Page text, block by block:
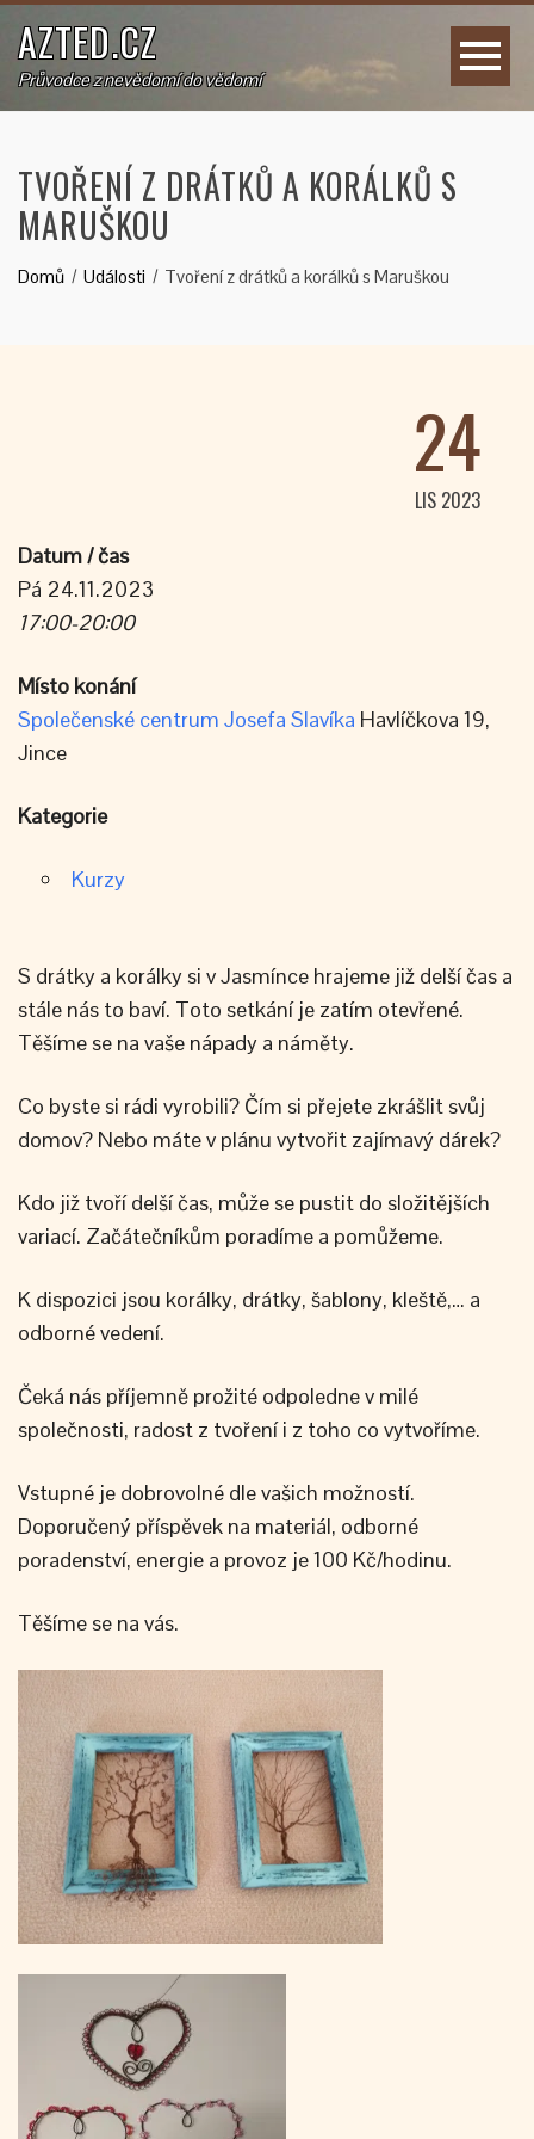
AZTED.CZ
Průvodce z nevědomí do vědomí
TVOŘENÍ Z DRÁTKŮ A KORÁLKŮ S
MARUŠKOU
Domů Události Tvoření z drátků a korálků s Maruškou
24
LIS 2023
Datum / čas
Pá 24.11.2023
17:00-20:00
Místo konání
Společenské centrum Josefa Slavíka Havlíčkova 19,
Jince
Kategorie
Kurzy
S drátky a korálky si v Jasmínce hrajeme již delší čas a
stále nás to baví. Toto setkání je zatím otevřené.
Těšíme se na vaše nápady a náměty.
Co byste si rádi vyrobili? Čím si přejete zkrášlit svůj
domov? Nebo máte v plánu vytvořit zajímavý dárek?
Kdo již tvoří delší čas, může se pustit do složitějších
variací. Začátečníkům poradíme a pomůžeme.
K dispozici jsou korálky, drátky, šablony, kleště,… a
odborné vedení.
Čeká nás příjemně prožité odpoledne v milé
společnosti, radost z tvoření i z toho co vytvoříme.
Vstupné je dobrovolné dle vašich možností.
Doporučený příspěvek na materiál, odborné
poradenství, energie a provoz je 100 Kč/hodinu.
Těšíme se na vás.